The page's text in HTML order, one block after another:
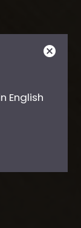
English